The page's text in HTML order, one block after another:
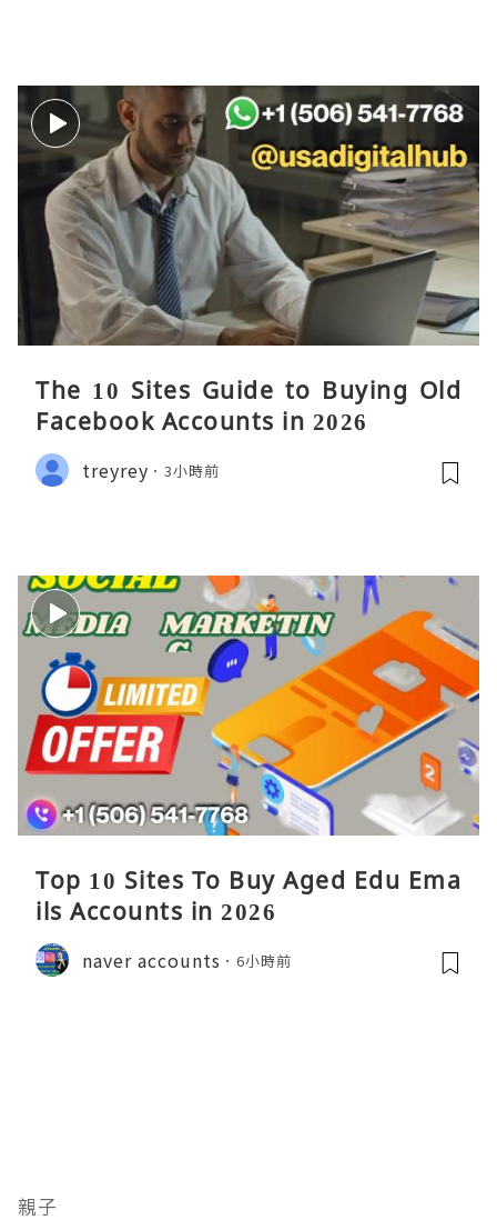
The 10 Sites Guide to Buying Old
Facebook Accounts in 2026
treyrey 3小時前
Top 10 Sites To Buy Aged Edu Ema
ils Accounts in 2026
naver accounts 6小時前
親子